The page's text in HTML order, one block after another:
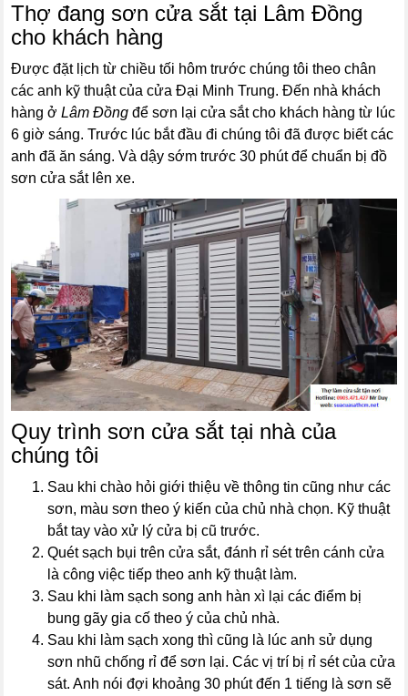
Thợ đang sơn cửa sắt tại Lâm Đồng
cho khách hàng
Được đặt lịch từ chiều tối hôm trước chúng tôi theo chân
các anh kỹ thuật của cửa Đại Minh Trung. Đến nhà khách
hàng ởLâm Đồng để sơn lại cửa sắt cho khách hàng từ lúc
6 giờ sáng. Trước lúc bắt đầu đi chúng tôi đã được biết các
anh đã ăn sáng. Và dậy sớm trước 30 phút để chuẩn bị đồ
sơn cửa sắt lên xe.
Quy trình sơn cửa sắt tại nhà của
chúng tôi
Sau khi chào hỏi giới thiệu về thông tin cũng như các
sơn, màu sơn theo ý kiến của chủ nhà chọn. Kỹ thuật
bắt tay vào xử lý cửa bị cũ trước.
Quét sạch bụi trên cửa sắt, đánh rỉ sét trên cánh cửa
là công việc tiếp theo anh kỹ thuật làm.
Sau khi làm sạch song anh hàn xì lại các điểm bị
bung gãy gia cố theo ý của chủ nhà.
Sau khi làm sạch xong thì cũng là lúc anh sử dụng
sơn nhũ chống rỉ để sơn lại. Các vị trí bị rỉ sét của cửa
sát. Anh nói đợi khoảng 30 phút đến 1 tiếng là sơn sẽ